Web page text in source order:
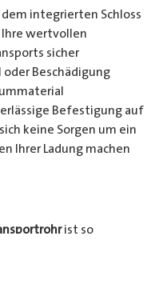
integrierten Schloss
wertvollen
sicher
Beschädigung
Befestigung auf
keine Sorgen um ein
Ihrer Ladung machen
ist so
transportieren kann